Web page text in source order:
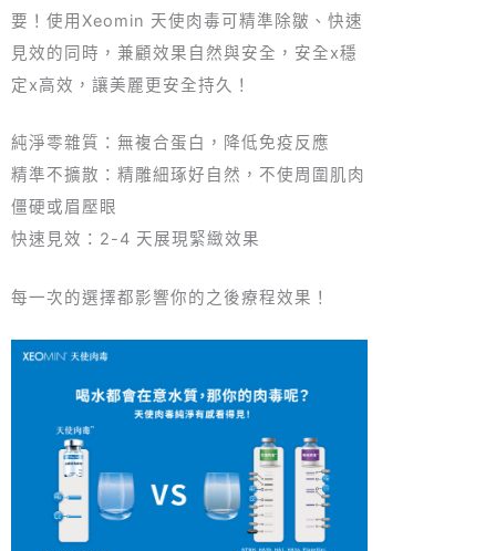
要！使用Xeomin 天使肉毒可精準除皺、快速
見效的同時，兼顧效果自然與安全，安全x穩
定x高效，讓美麗更安全持久！
純淨零雜質：無複合蛋白，降低免疫反應
精準不擴散：精雕細琢好自然，不使周圍肌肉
僵硬或眉壓眼
快速見效：2-4 天展現緊緻效果
每一次的選擇都影響你的之後療程效果！